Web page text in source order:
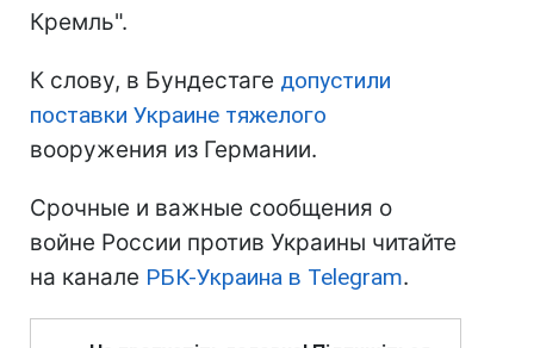
Кремль".
К слову, в Бундестаге допустили
поставки Украине тяжелого
вооружения из Германии.
Срочные и важные сообщения о
войне России против Украины читайте
на канале РБК-Украина в Telegram.